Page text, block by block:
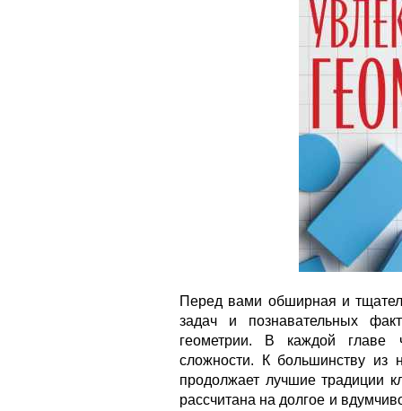
Перед вами обширная и
задач и познавательных
геометрии. В каждой главе
сложности. К большинству из
продолжает лучшие традиции
рассчитана на долгое и